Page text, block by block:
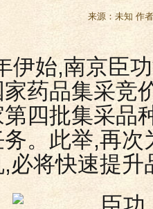
来源：未知 作
伊始,南京臣
药品集采竞
四批集采品
务。此举,再
必将快速提